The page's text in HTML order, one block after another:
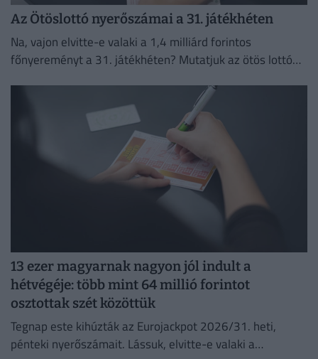
Az Ötöslottó nyerőszámai a 31. játékhéten
Na, vajon elvitte-e valaki a 1,4 milliárd forintos
főnyereményt a 31. játékhéten? Mutatjuk az ötös lottó
13 ezer magyarnak nagyon jól indult a
hétvégéje: több mint 64 millió forintot
osztottak szét közöttük
Tegnap este kihúzták az Eurojackpot 2026/31. heti,
pénteki nyerőszámait. Lássuk, elvitte-e valaki a